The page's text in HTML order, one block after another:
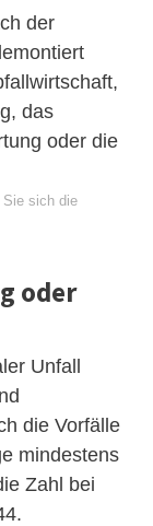
der
das
oder die
Sie sich die
oder
Unfall
die Vorfälle
mindestens
Zahl bei